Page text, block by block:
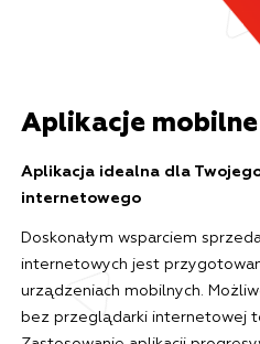
Aplikacje mobilne
Aplikacja idealna dla
internetowego
Doskonałym wsparciem
internetowych jest
urządzeniach mobilnych.
bez przeglądarki internetowej